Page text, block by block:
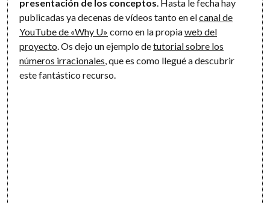
presentación de los conceptos . Hasta le fecha hay
publicadas ya decenas de vídeos tanto en elcanal de
YouTube de «Why U» como en la propiaweb del
proyecto . Os dejo un ejemplo detutorial sobre los
números irracionales , que es como llegué a descubrir
este fantástico recurso.